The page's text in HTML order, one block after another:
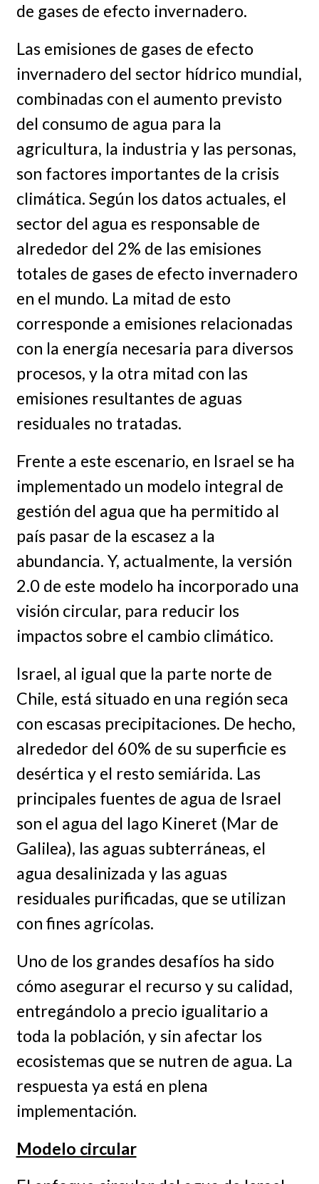
de gases de efecto invernadero.
Las emisiones de gases de efecto
invernadero del sector hídrico mundial,
combinadas con el aumento previsto
del consumo de agua para la
agricultura, la industria y las personas,
son factores importantes de la crisis
climática. Según los datos actuales, el
sector del agua es responsable de
alrededor del 2% de las emisiones
totales de gases de efecto invernadero
en el mundo. La mitad de esto
corresponde a emisiones relacionadas
con la energía necesaria para diversos
procesos, y la otra mitad con las
emisiones resultantes de aguas
residuales no tratadas.
Frente a este escenario, en Israel se ha
implementado un modelo integral de
gestión del agua que ha permitido al
país pasar de la escasez a la
abundancia. Y, actualmente, la versión
2.0 de este modelo ha incorporado una
visión circular, para reducir los
impactos sobre el cambio climático.
Israel, al igual que la parte norte de
Chile, está situado en una región seca
con escasas precipitaciones. De hecho,
alrededor del 60% de su superficie es
desértica y el resto semiárida. Las
principales fuentes de agua de Israel
son el agua del lago Kineret (Mar de
Galilea), las aguas subterráneas, el
agua desalinizada y las aguas
residuales purificadas, que se utilizan
con fines agrícolas.
Uno de los grandes desafíos ha sido
cómo asegurar el recurso y su calidad,
entregándolo a precio igualitario a
toda la población, y sin afectar los
ecosistemas que se nutren de agua. La
respuesta ya está en plena
implementación.
Modelo circular